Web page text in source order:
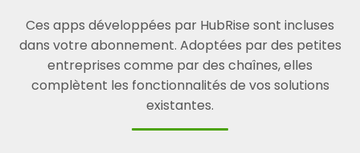
Ces apps développées par HubRise sont incluses
dans votre abonnement. Adoptées par des petites
entreprises comme par des chaînes, elles
complètent les fonctionnalités de vos solutions
existantes.